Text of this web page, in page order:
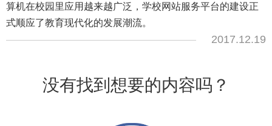
算机在校园里应用越来越广泛，学校网站服务平台的建设正
式顺应了教育现代化的发展潮流。
2017.12.19
没有找到想要的内容吗？